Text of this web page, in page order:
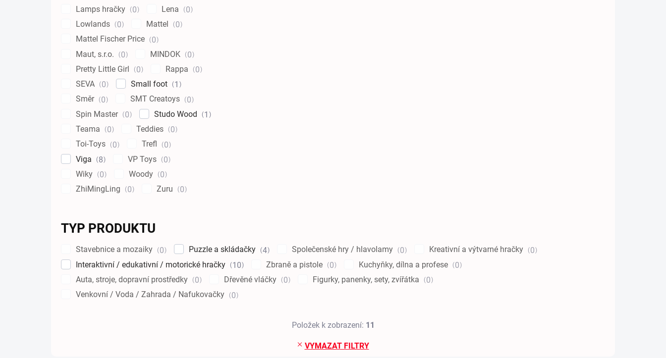
Lamps hračky
0 Lena
0
Lowlands
0 Mattel
0
Mattel Fischer Price
0
Maut, s.r.o.
0 MINDOK
0
Pretty Little Girl
0 Rappa
0
SEVA
0 Small foot
1
Směr
0 SMT Creatoys
0
Spin Master
0 Studo Wood
1
Teama
0 Teddies
0
Toi-Toys
0 Trefl
0
Viga
8 VP Toys
0
Wiky
0 Woody
0
ZhiMingLing
0 Zuru 0
TYP PRODUKTU
Stavebnice a mozaiky 0 Puzzle a skládačky 4 Společenské hry / hlavolamy 0 Kreativní a výtvarné hračky
0
Interaktivní / edukativní / motorické hračky
10 Zbraně a pistole 0 Kuchyňky, dílna a profese
0
Auta, stroje, dopravní prostředky
0 Dřevěné vláčky 0 Figurky, panenky, sety, zvířátka
0
Venkovní / Voda / Zahrada / Nafukovačky
0
VYMAZAT FILTRY
Položek k zobrazení: 11